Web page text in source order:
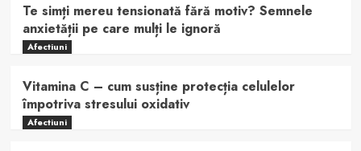
Te simți mereu tensionată fără motiv? Semnele
anxietății pe care mulți le ignoră
Afectiuni
Vitamina C – cum susține protecția celulelor
împotriva stresului oxidativ
Afectiuni